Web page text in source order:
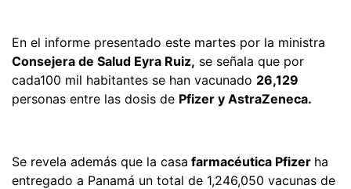
En el informe presentado este martes por la ministra
Consejera de Salud Eyra Ruiz, se señala que por
cada100 mil habitantes se han vacunado 26,129
personas entre las dosis de Pfizer y AstraZeneca.
Se revela además que la casa farmacéutica Pfizer ha
entregado a Panamá un total de 1,246,050 vacunas de